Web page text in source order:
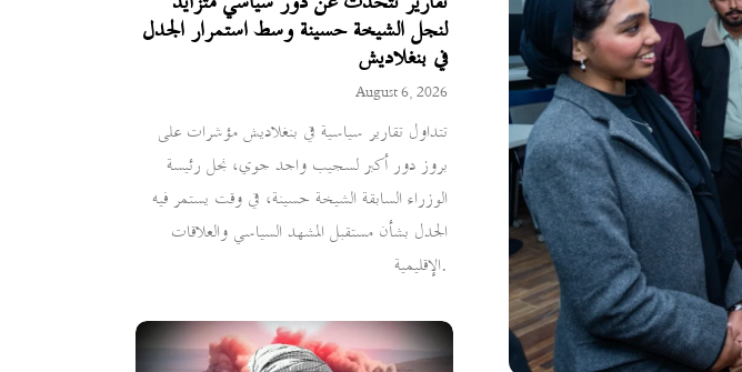
لنجل الشيخة حسينة وسط استمرار الجدل
في بنغلاديش
August 6, 2026
تتداول تقارير سياسية في بنغلاديش مؤشرات على
بروز دور أكبر لسجيب واجد جوي، نجل رئيسة
الوزراء السابقة الشيخة حسينة، في وقت يستمر فيه
الجدل بشأن مستقبل المشهد السياسي والعلاقات
الإقليمية.